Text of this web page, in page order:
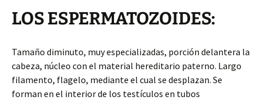
LOS ESPERMATOZOIDES:
Tamaño diminuto, muy especializadas, porción delantera la
cabeza, núcleo con el material hereditario paterno. Largo
filamento, flagelo, mediante el cual se desplazan. Se
forman en el interior de los testículos en tubos